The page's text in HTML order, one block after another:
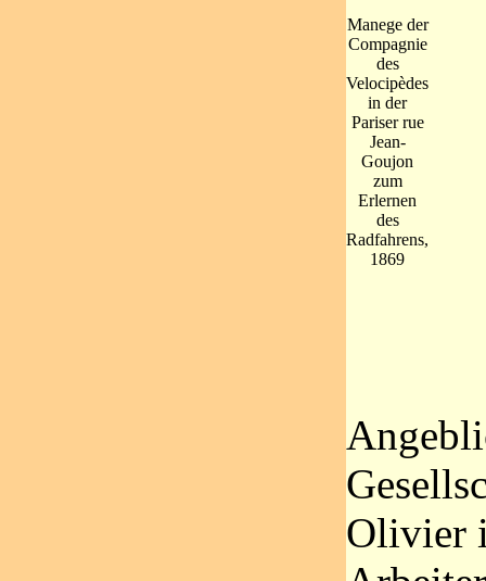
Manege der
Compagnie
des
Velocipèdes
in der
Pariser rue
Jean-
Goujon
zum
Erlernen
des
Radfahrens,
1869
Olivier